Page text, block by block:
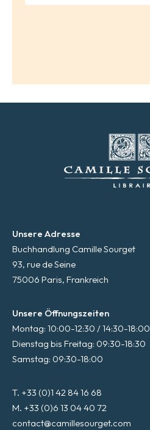
*
Unsere Adresse
Buchhandlung Camille Sourget
93, rue de Seine
75006 Paris, Frankreich
Unsere Öffnungszeiten
Montag: 10:00-12:30 / 14:30-18:00
Dienstag bis Freitag: 09:30-18:30
Samstag: 09:30-18:00
T. +33 (0)1 42 84 16 68
M. +33 (0)6 13 04 40 72
contact@camillesourget.com